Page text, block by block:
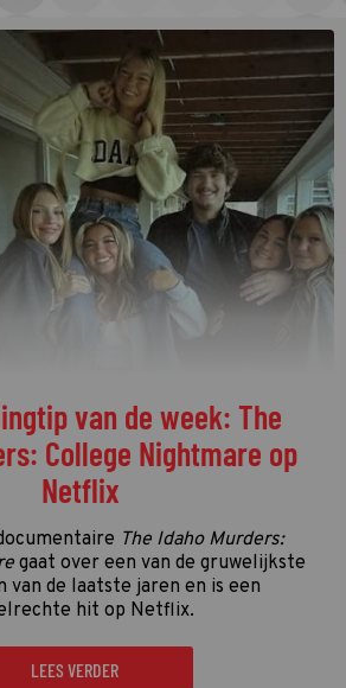
van de week: The
College Nightmare op
Netflix
The Idaho Murders:
gaat over een van de gruwelijkste
van de laatste jaren en is een
hit op Netflix.
LEES VERDER